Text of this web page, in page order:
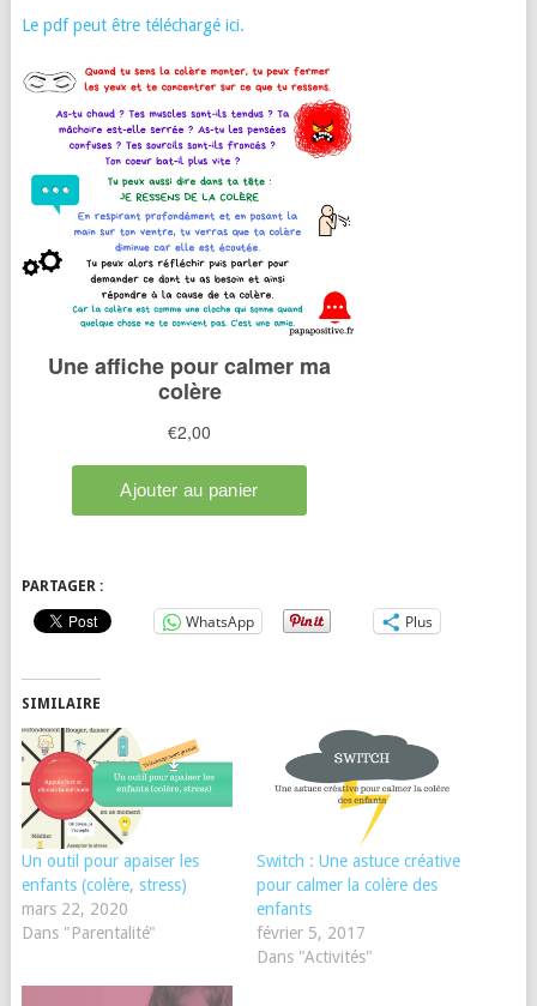
Le pdf peut être téléchargé ici.
PARTAGER :
WhatsApp Plus
SIMILAIRE
Un outil pour apaiser les
enfants (colère, stress)
mars 22, 2020
Dans "Parentalité"
Switch : Une astuce créative
pour calmer la colère des
enfants
février 5, 2017
Dans "Activités"